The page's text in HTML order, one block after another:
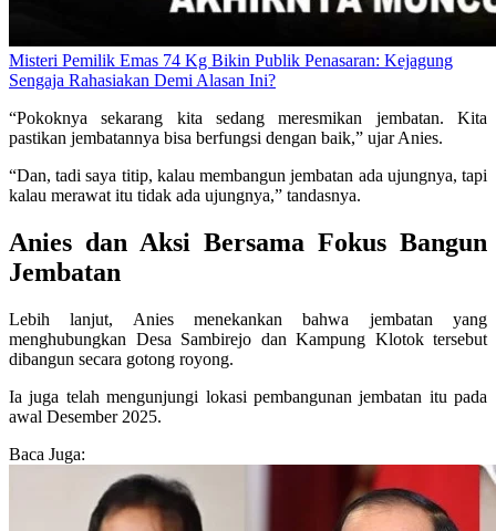
Misteri Pemilik Emas 74 Kg Bikin Publik Penasaran: Kejagung
Sengaja Rahasiakan Demi Alasan Ini?
“Pokoknya sekarang kita sedang meresmikan jembatan. Kita
pastikan jembatannya bisa berfungsi dengan baik,” ujar Anies.
“Dan, tadi saya titip, kalau membangun jembatan ada ujungnya, tapi
kalau merawat itu tidak ada ujungnya,” tandasnya.
Anies dan Aksi Bersama Fokus Bangun
Jembatan
Lebih lanjut, Anies menekankan bahwa jembatan yang
menghubungkan Desa Sambirejo dan Kampung Klotok tersebut
dibangun secara gotong royong.
Ia juga telah mengunjungi lokasi pembangunan jembatan itu pada
awal Desember 2025.
Baca Juga: